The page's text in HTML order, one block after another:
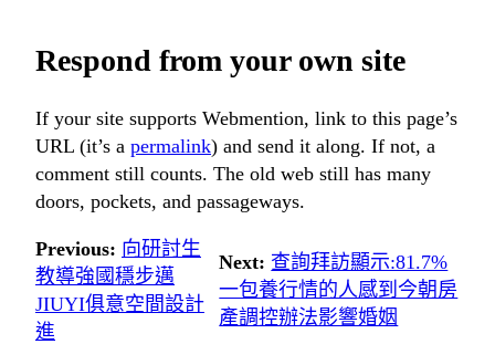
Respond from your own site
If your site supports Webmention, link to this page’s
URL (it’s a permalink) and send it along. If not, a
comment still counts. The old web still has many
doors, pockets, and passageways.
Previous: 向研討生
教導強國穩步邁
JIUYI俱意空間設計
進
Next: 查詢拜訪顯示:81.7%
一包養行情的人感到今朝房
產調控辦法影響婚姻